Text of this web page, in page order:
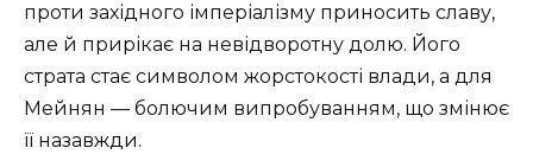
проти західного імперіалізму приносить славу,
але й прирікає на невідворотну долю. Його
страта стає символом жорстокості влади, а для
Мейнян — болючим випробуванням, що змінює
її назавжди.